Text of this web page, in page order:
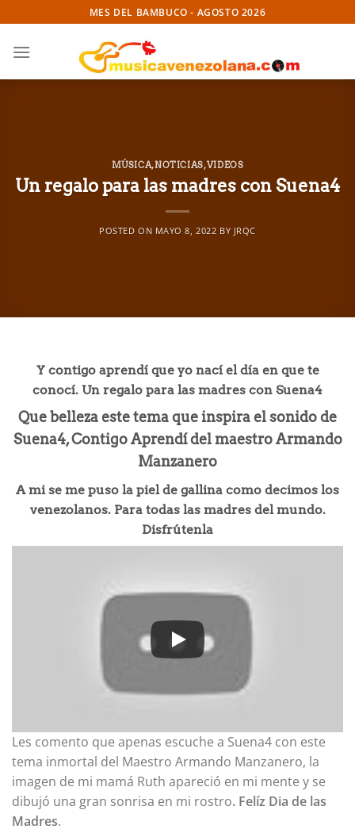
to
content
MES DEL BAMBUCO - AGOSTO 2026
MÚSICA,NOTICIAS,VIDEOS
Un regalo para las madres con Suena4
POSTED ON MAYO 8, 2022 BY JRQC
Y contigo aprendí que yo nací el día en que te
conocí. Un regalo para las madres con Suena4
Que belleza este tema que inspira el sonido de
Suena4, Contigo Aprendí del maestro Armando
Manzanero
A mi se me puso la piel de gallina como decimos los
venezolanos. Para todas las madres del mundo.
Disfrútenla
Les comento que apenas escuche a Suena4 con este
tema inmortal del Maestro Armando Manzanero, la
imagen de mi mamá Ruth apareció en mi mente y se
dibujó una gran sonrisa en mi rostro. Felíz Dia de las
Madres.